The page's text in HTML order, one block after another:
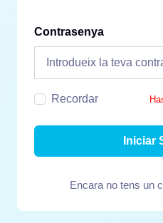
Contrasenya
Recordar
Iniciar
Encara no tens un